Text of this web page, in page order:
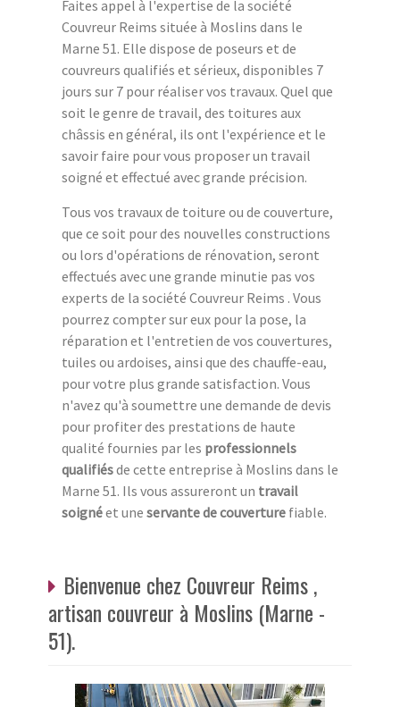
Faites appel à l'expertise de la société
Couvreur Reims située à Moslins dans le
Marne 51. Elle dispose de poseurs et de
couvreurs qualifiés et sérieux, disponibles 7
jours sur 7 pour réaliser vos travaux. Quel que
soit le genre de travail, des toitures aux
châssis en général, ils ont l'expérience et le
savoir faire pour vous proposer un travail
soigné et effectué avec grande précision.
Tous vos travaux de toiture ou de couverture,
que ce soit pour des nouvelles constructions
ou lors d'opérations de rénovation, seront
effectués avec une grande minutie pas vos
experts de la société Couvreur Reims . Vous
pourrez compter sur eux pour la pose, la
réparation et l'entretien de vos couvertures,
tuiles ou ardoises, ainsi que des chauffe-eau,
pour votre plus grande satisfaction. Vous
n'avez qu'à soumettre une demande de devis
pour profiter des prestations de haute
qualité fournies par les professionnels
qualifiésde cette entreprise à Moslins dans le
Marne 51. Ils vous assureront un travail
soignéet une servante de couverture fiable.
Bienvenue chez Couvreur Reims ,
artisan couvreur à Moslins (Marne -
51).